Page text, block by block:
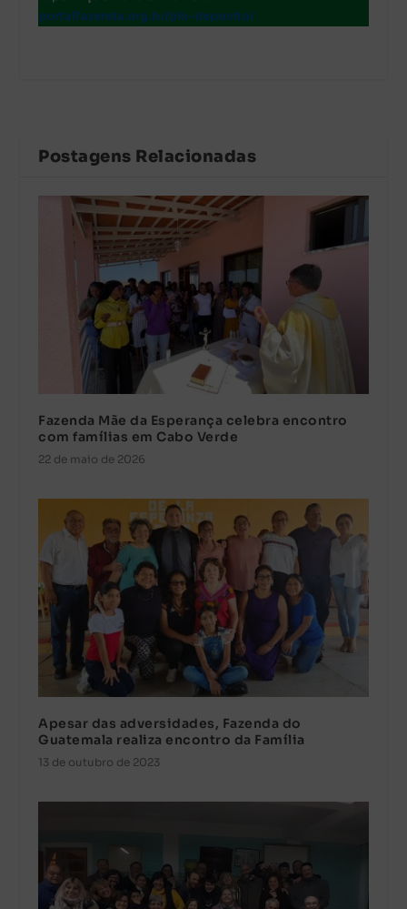
portalfazenda.org.br/pix-deposito/
Postagens Relacionadas
Fazenda Mãe da Esperança celebra encontro
com famílias em Cabo Verde
22 de maio de 2026
Apesar das adversidades, Fazenda do
Guatemala realiza encontro da Família
13 de outubro de 2023